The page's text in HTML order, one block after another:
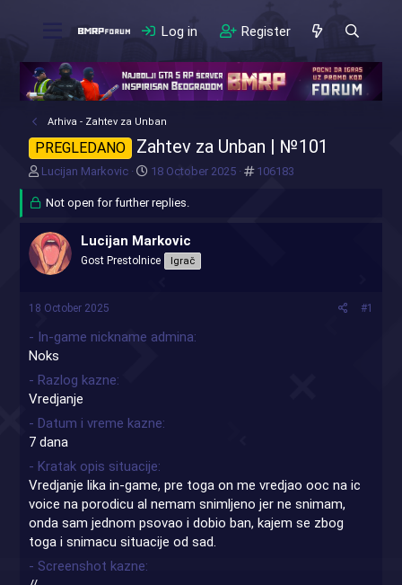
Log in Register
Arhiva - Zahtev za Unban
PREGLEDANO Zahtev za Unban | №101
T
r
a
d
s
t
e
r
Lucijan Markovic
S
a
t
a
18 October 2025 #106183
Not open for further replies.
Lucijan Markovic
Gost Prestolnice Igrač
18 October 2025 #1
- In-game nickname admina
Noks
- Razlog kazne
Vredjanje
- Datum i vreme kazne
7 dana
- Kratak opis situacije
Vredjanje lika in-game, pre toga on me vredjao ooc na ic
voice na porodicu al nemam snimljeno jer ne snimam,
onda sam jednom psovao i dobio ban, kajem se zbog
toga i snimacu situacije od sad.
- Screenshot kazne